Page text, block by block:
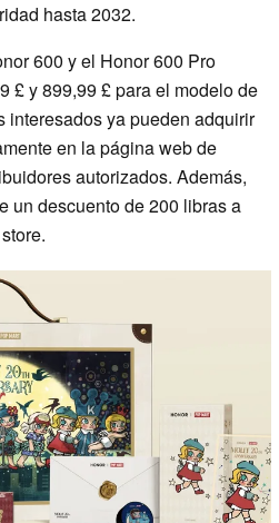
hasta 2032.
600 y el Honor 600 Pro
£ y 899,99 £ para el modelo de
interesados ya pueden adquirir
en la página web de
autorizados. Además,
un descuento de 200 libras a
store.